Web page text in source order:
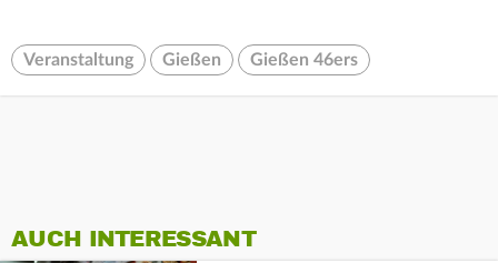
Veranstaltung Gießen Gießen 46ers
AUCH INTERESSANT